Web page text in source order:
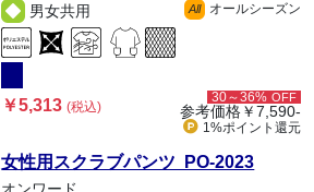
男女共用
All オールシーズン
￥5,313(税込)
30～36% OFF
参考価格￥7,590-
1%ポイント 還元
女性用スクラブパンツ PO-2023